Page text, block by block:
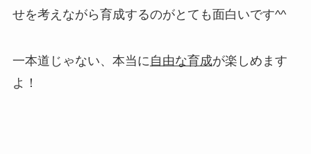
せを考えながら育成するのがとても面白いです^^
一本道じゃない、本当に自由な育成が楽しめます
よ！